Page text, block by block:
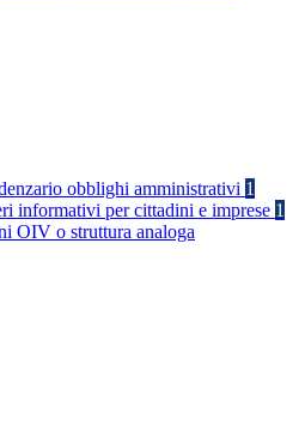
obblighi amministrativi 1
informativi per cittadini e imprese 1
OIV o struttura analoga